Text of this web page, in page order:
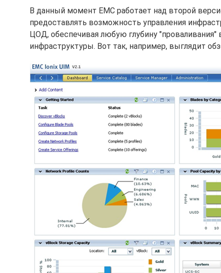
В данный момент EMC работает над второй
предоставлять возможность управления
ЦОД, обеспечивая любую глубину
инфраструктуры. Вот так, например, выглядит